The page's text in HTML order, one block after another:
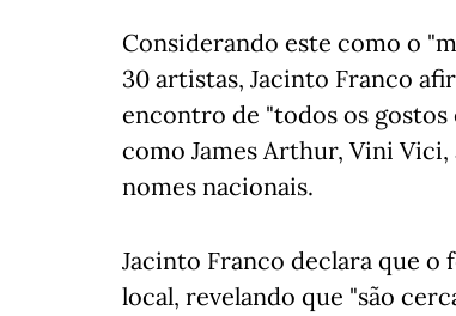
Considerando este como o
30 artistas, Jacinto Franco
encontro de "todos os gostos
como James Arthur, Vini Vici,
nomes nacionais.
Jacinto Franco declara que
local, revelando que "são